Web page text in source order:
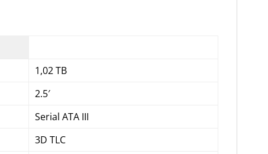
1,02 TB
2.5′
Serial ATA III
3D TLC